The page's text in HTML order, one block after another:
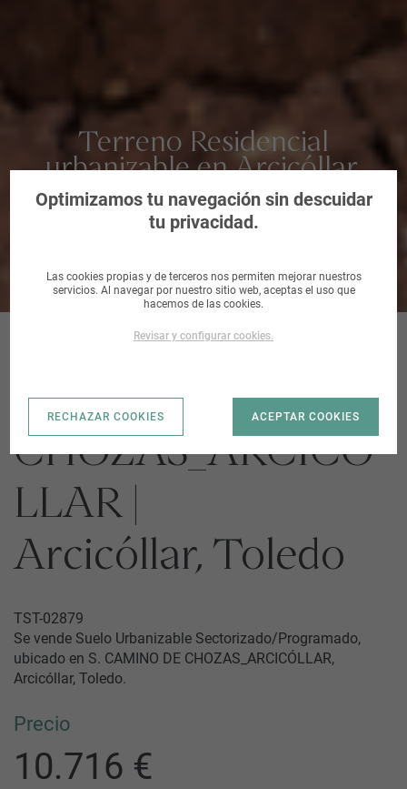
Terreno Residencial
urbanizable en Arcicóllar,
Toledo
S. CAMINO DE
CHOZAS_ARCICÓ
LLAR |
Arcicóllar, Toledo
TST-02879
Se vende Suelo Urbanizable Sectorizado/Programado,
ubicado en S. CAMINO DE CHOZAS_ARCICÓLLAR,
Arcicóllar, Toledo.
Precio
10.716 €
Optimizamos tu navegación sin descuidar
tu privacidad.
Las cookies propias y de terceros nos permiten mejorar nuestros
servicios. Al navegar por nuestro sitio web, aceptas el uso que
hacemos de las cookies.
Revisar y configurar cookies.
RECHAZAR COOKIES ACEPTAR COOKIES